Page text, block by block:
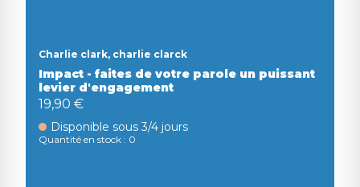
Charlie clark, charlie clarck
Impact - faites de votre parole un puissant
levier d'engagement
19,90 €
Disponible sous 3/4 jours
Quantité en stock : 0